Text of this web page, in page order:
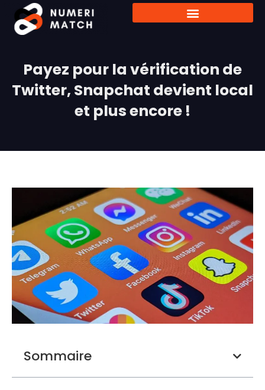
Payez pour la vérification de
Twitter, Snapchat devient local
et plus encore !
Sommaire